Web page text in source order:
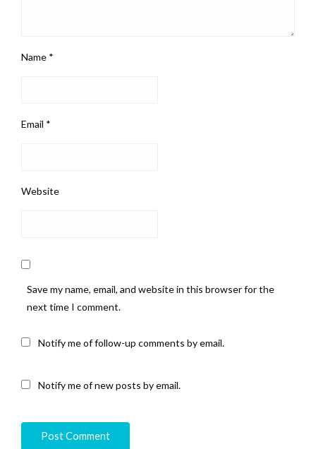
Name *
Email *
Website
Save my name, email, and website in this browser for the
next time I comment.
Notify me of follow-up comments by email.
Notify me of new posts by email.